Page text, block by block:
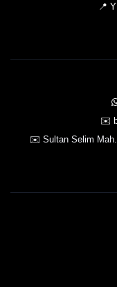
📍
✉️
✉️ Sultan Selim Mah.